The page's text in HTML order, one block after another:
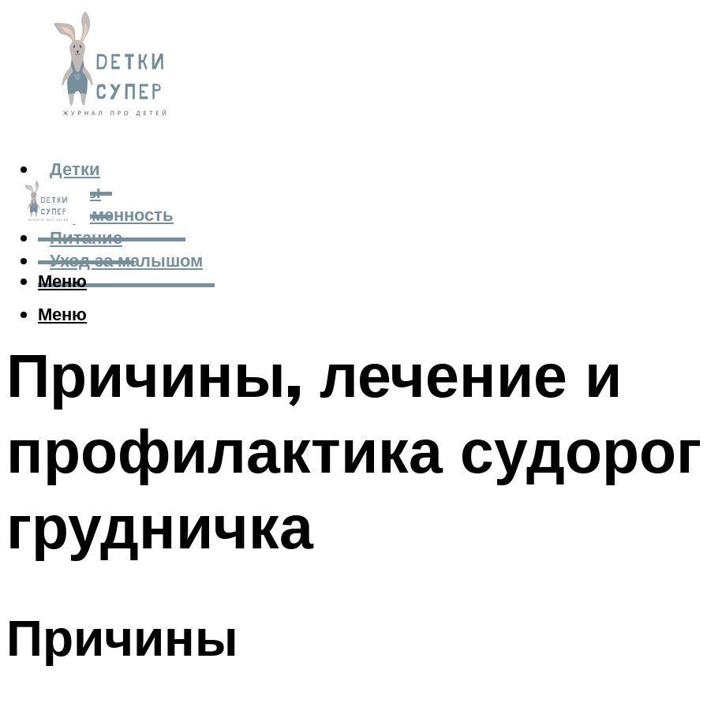
Детки
Мамы
Беременность
Питание
Уход за малышом
Меню
Меню
Причины, лечение и
профилактика
грудничка
Причины